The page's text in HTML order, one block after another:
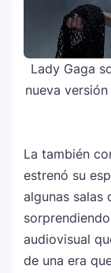
Lady Gaga
nueva
La también
estrenó su
algunas salas
audiovisual
de una era